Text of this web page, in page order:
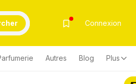
Connexion
Autres Blog Plus